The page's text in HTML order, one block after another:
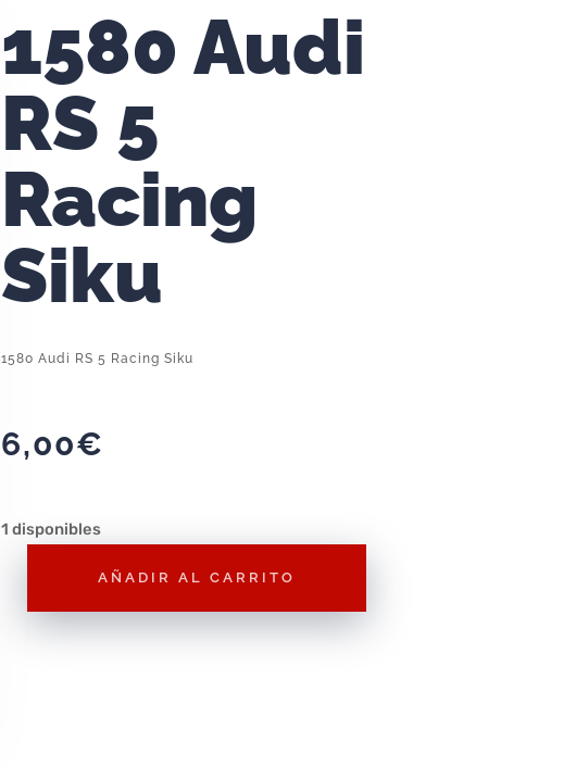
1580 Audi
RS 5
Racing
Siku
1580 Audi RS 5 Racing Siku
6,00€
1 disponibles
AÑADIR AL CARRITO